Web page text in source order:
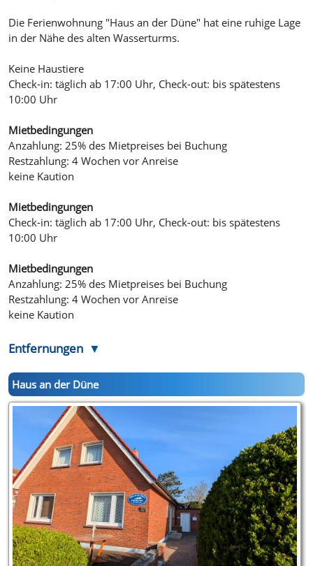
Die Ferienwohnung "Haus an der Düne" hat eine ruhige Lage
in der Nähe des alten Wasserturms.
Keine Haustiere
Check-in: täglich ab 17:00 Uhr, Check-out: bis spätestens
10:00 Uhr
Mietbedingungen
Anzahlung: 25% des Mietpreises bei Buchung
Restzahlung: 4 Wochen vor Anreise
keine Kaution
Mietbedingungen
Check-in: täglich ab 17:00 Uhr, Check-out: bis spätestens
10:00 Uhr
Mietbedingungen
Anzahlung: 25% des Mietpreises bei Buchung
Restzahlung: 4 Wochen vor Anreise
keine Kaution
Entfernungen
Haus an der Düne